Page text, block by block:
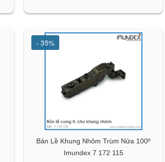
- 35%
Bản Lề Khung Nhôm Trùm Nửa 100º
Imundex 7 172 115